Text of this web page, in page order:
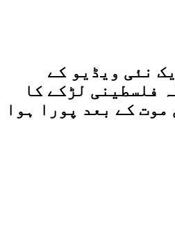
نئی ویڈیو کے
12 سالہ فلسطینی لڑکے کا
موت کے بعد پورا ہوا